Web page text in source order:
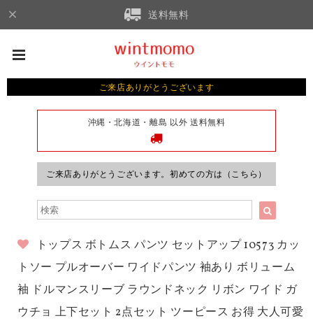
送料無料
ご来店ありがとうございます
沖縄・北海道・離島 以外 送料無料
ご来店ありがとうございます。初めての方は（こちら）
トップス ボトムス パンツ セットアップ 10573 カッ
トソー プルオーバー ワイドパンツ 袖あり ボリューム
袖 ドルマンスリーブ ラウンドネック リボン ワイド ガ
ウチョ 上下セット 2点セット ツーピース お得 大人可愛